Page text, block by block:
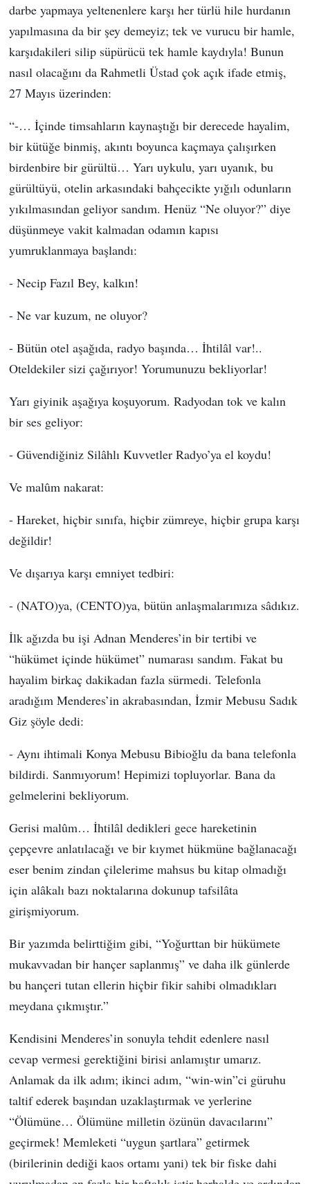
darbe yapmaya yeltenenlere karşı her türlü hile hurdanın
yapılmasına da bir şey demeyiz; tek ve vurucu bir hamle,
karşıdakileri silip süpürücü tek hamle kaydıyla! Bunun
nasıl olacağını da Rahmetli Üstad çok açık ifade etmiş,
27 Mayıs üzerinden:
“-… İçinde timsahların kaynaştığı bir derecede hayalim,
bir kütüğe binmiş, akıntı boyunca kaçmaya çalışırken
birdenbire bir gürültü… Yarı uykulu, yarı uyanık, bu
gürültüyü, otelin arkasındaki bahçecikte yığılı odunların
yıkılmasından geliyor sandım. Henüz “Ne oluyor?” diye
düşünmeye vakit kalmadan odamın kapısı
yumruklanmaya başlandı:
- Necip Fazıl Bey, kalkın!
- Ne var kuzum, ne oluyor?
- Bütün otel aşağıda, radyo başında… İhtilâl var!..
Oteldekiler sizi çağırıyor! Yorumunuzu bekliyorlar!
Yarı giyinik aşağıya koşuyorum. Radyodan tok ve kalın
bir ses geliyor:
- Güvendiğiniz Silâhlı Kuvvetler Radyo’ya el koydu!
Ve malûm nakarat:
- Hareket, hiçbir sınıfa, hiçbir zümreye, hiçbir grupa karşı
değildir!
Ve dışarıya karşı emniyet tedbiri:
- (NATO)ya, (CENTO)ya, bütün anlaşmalarımıza sâdıkız.
İlk ağızda bu işi Adnan Menderes’in bir tertibi ve
“hükümet içinde hükümet” numarası sandım. Fakat bu
hayalim birkaç dakikadan fazla sürmedi. Telefonla
aradığım Menderes’in akrabasından, İzmir Mebusu Sadık
Giz şöyle dedi:
- Aynı ihtimali Konya Mebusu Bibioğlu da bana telefonla
bildirdi. Sanmıyorum! Hepimizi topluyorlar. Bana da
gelmelerini bekliyorum.
Gerisi malûm… İhtilâl dedikleri gece hareketinin
çepçevre anlatılacağı ve bir kıymet hükmüne bağlanacağı
eser benim zindan çilelerime mahsus bu kitap olmadığı
için alâkalı bazı noktalarına dokunup tafsilâta
girişmiyorum.
Bir yazımda belirttiğim gibi, “Yoğurttan bir hükümete
mukavvadan bir hançer saplanmış” ve daha ilk günlerde
bu hançeri tutan ellerin hiçbir fikir sahibi olmadıkları
meydana çıkmıştır.”
Kendisini Menderes’in sonuyla tehdit edenlere nasıl
cevap vermesi gerektiğini birisi anlamıştır umarız.
Anlamak da ilk adım; ikinci adım, “win-win”ci güruhu
taltif ederek başından uzaklaştırmak ve yerlerine
“Ölümüne… Ölümüne milletin özünün davacılarını”
geçirmek! Memleketi “uygun şartlara” getirmek
(birilerinin dediği kaos ortamı yani) tek bir fiske dahi